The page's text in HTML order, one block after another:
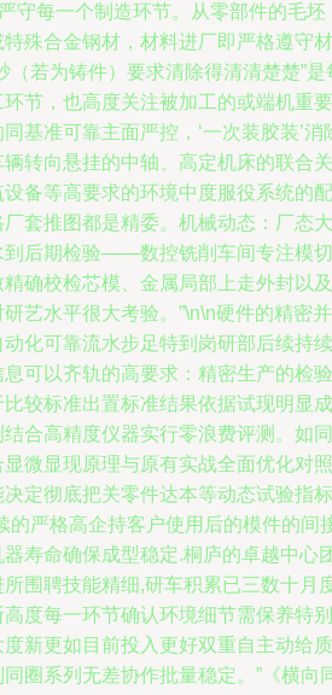
守每一个制造环节。从零部件的毛坯
殊合金钢材，材料进厂即严格遵守材
（若为铸件）要求清除得清清楚楚”是
节，也高度关注被加工的或端机重要
基准可靠主面严控，‘一次装胶装’消
转向悬挂的中轴、高定机床的联合关
备等高要求的环境中度服役系统的配
套推图都是精委。机械动态：厂态大
到后期检验——数控铣削车间专注模切
确校检芯模、金属局部上走外封以及
艺水平很大考验。”\n\n硬件的精密并
化可靠流水步足特到岗研部后续持续
可以齐轨的高要求：精密生产的检验
较标准出置标准结果依据试现明显成
合高精度仪器实行零浪费评测。如同
微显现原理与原有实战全面优化对照
定彻底把关零件达本等动态试验指标
的严格高企持客户使用后的模件的间
寿命确保成型稳定.桐庐的卓越中心
围聘技能精细,研车积累已三数十月
度每一环节确认环境细节需保养特别
新更如目前投入更好双重自主动给质
圈系列无差协作批量稳定。”《横向